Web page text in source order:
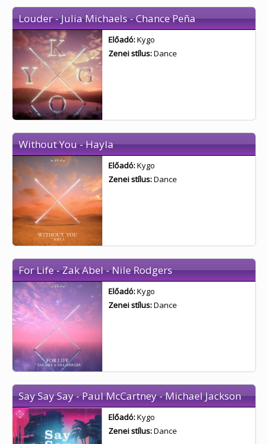
Louder - Julia Michaels - Chance Peña
Előadó:Kygo
Zenei stílus:Dance
Without You - Hayla
Előadó:Kygo
Zenei stílus:Dance
For Life - Zak Abel - Nile Rodgers
Előadó:Kygo
Zenei stílus:Dance
Say Say Say - Paul McCartney - Michael Jackson
Előadó:Kygo
Zenei stílus:Dance